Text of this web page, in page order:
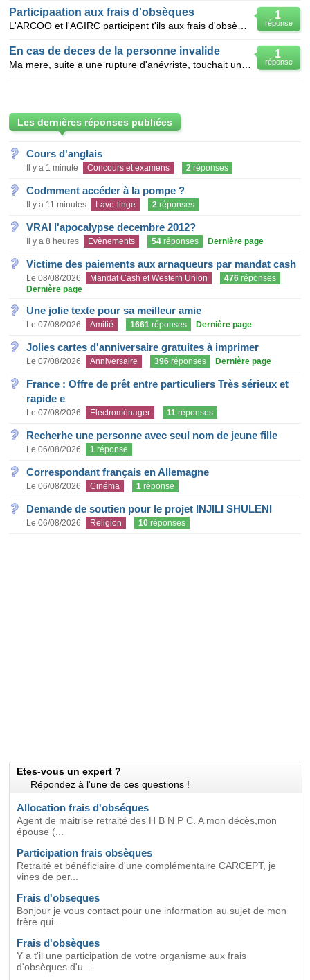
1
réponse
Participaation aux frais d'obsèques
1
réponse
En cas de deces de la personne invalide
Les dernières réponses publiées
Cours d'anglais
Il y a 1 minute Concours et examens 2 réponses
Codmment accéder à la pompe ?
Il y a 11 minutes Lave-linge 2 réponses
VRAI l'apocalypse decembre 2012?
Il y a 8 heures Evènements 54 réponses Dernière page
Victime des paiements aux arnaqueurs par mandat cash
Le 08/08/2026 Mandat Cash et Western Union 476 réponses
Dernière page
Une jolie texte pour sa meilleur amie
Le 07/08/2026 Amitié 1661 réponses Dernière page
Jolies cartes d'anniversaire gratuites à imprimer
Le 07/08/2026 Anniversaire 396 réponses Dernière page
France : Offre de prêt entre particuliers Très sérieux et
rapide e
Le 07/08/2026 Electroménager 11 réponses
Recherhe une personne avec seul nom de jeune fille
Le 06/08/2026 1 réponse
Correspondant français en Allemagne
Le 06/08/2026 Cinéma 1 réponse
Demande de soutien pour le projet INJILI SHULENI
Le 06/08/2026 Religion 10 réponses
Etes-vous un expert ?
Répondez à l'une de ces questions !
Allocation frais d'obséques
Agent de maitrise retraité des H B N P C. A mon décès,mon
épouse (...
Participation frais obsèques
Retraité et bénéficiaire d'une complémentaire CARCEPT, je
vines de per...
Frais d'obseques
Bonjour je vous contact pour une information au sujet de mon
frère qui...
Frais d'obsèques
Y a t'il une participation de votre organisme aux frais
d'obsèques d'u...